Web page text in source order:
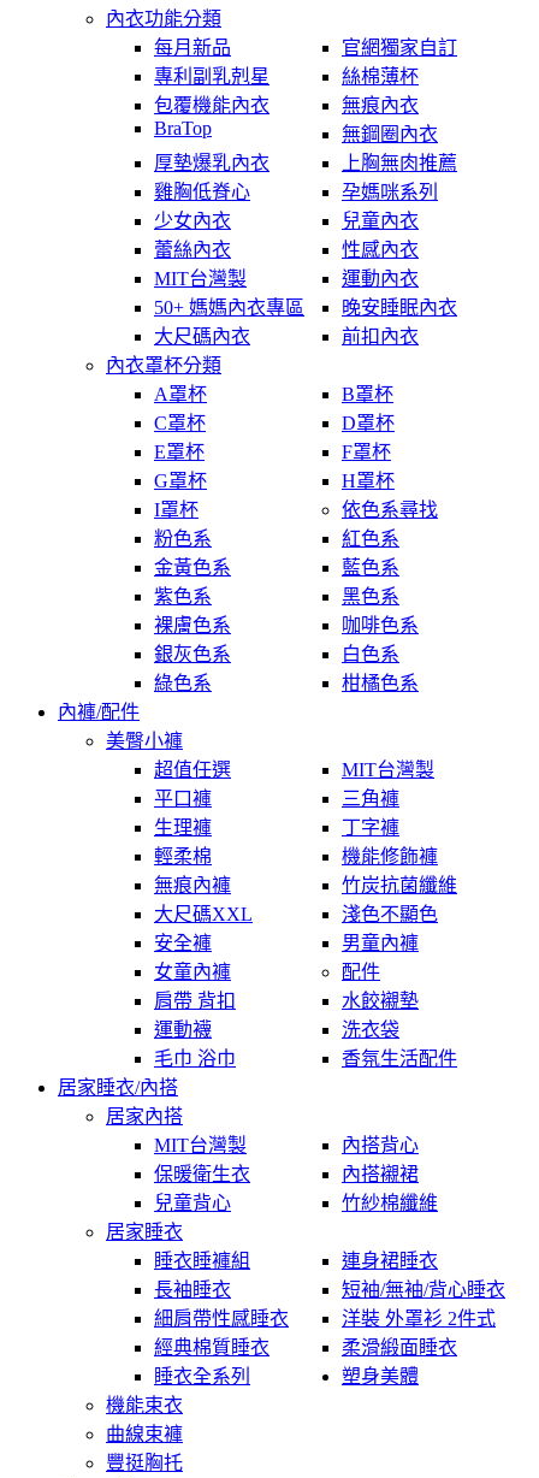
內衣功能分類
每月新品
官網獨家自訂
專利副乳剋星
絲棉薄杯
包覆機能內衣
無痕內衣
BraTop
無鋼圈內衣
厚墊爆乳內衣
上胸無肉推薦
雞胸低脊心
孕媽咪系列
少女內衣
兒童內衣
蕾絲內衣
性感內衣
MIT台灣製
運動內衣
50+ 媽媽內衣專區
晚安睡眠內衣
大尺碼內衣
前扣內衣
內衣罩杯分類
A罩杯
B罩杯
C罩杯
D罩杯
E罩杯
F罩杯
G罩杯
H罩杯
I罩杯
依色系尋找
粉色系
紅色系
金黃色系
藍色系
紫色系
黑色系
裸膚色系
咖啡色系
銀灰色系
白色系
綠色系
柑橘色系
內褲/配件
美臀小褲
超值任選
MIT台灣製
平口褲
三角褲
生理褲
丁字褲
輕柔棉
機能修飾褲
無痕內褲
竹炭抗菌纖維
大尺碼XXL
淺色不顯色
安全褲
男童內褲
女童內褲
配件
肩帶 背扣
水餃襯墊
運動襪
洗衣袋
毛巾 浴巾
香氛生活配件
居家睡衣/內搭
居家內搭
MIT台灣製
內搭背心
保暖衛生衣
內搭襯裙
兒童背心
竹紗棉纖維
居家睡衣
睡衣睡褲組
連身裙睡衣
長袖睡衣
短袖/無袖/背心睡衣
細肩帶性感睡衣
洋裝 外罩衫 2件式
經典棉質睡衣
柔滑緞面睡衣
睡衣全系列
塑身美體
機能束衣
曲線束褲
豐挺胸托